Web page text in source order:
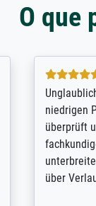
O que
Excellent
selection,
were
the item
am based
searching